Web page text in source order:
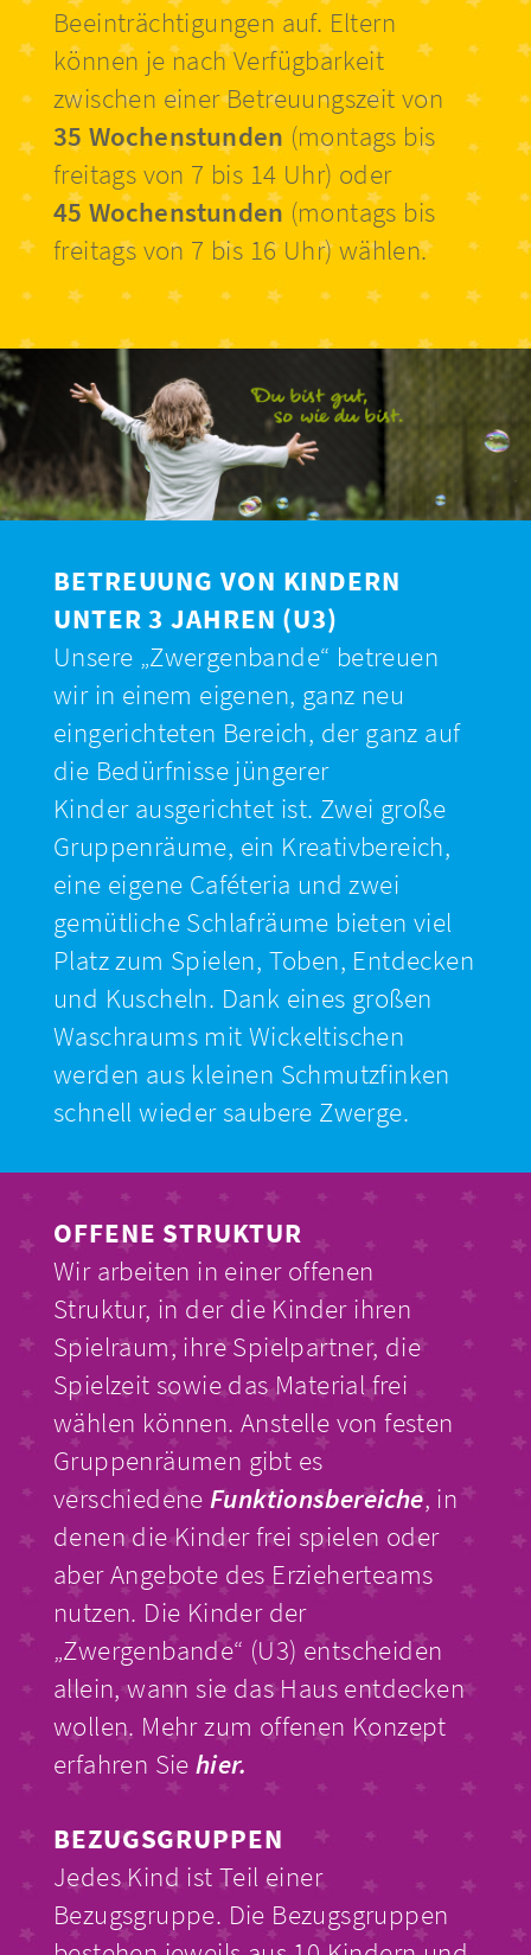
Beeinträchtigungen auf. Eltern
können je nach Verfügbarkeit
zwischen einer Betreuungszeit von
35 Wochenstunden (montags bis
freitags von 7 bis 14 Uhr) oder
45 Wochenstunden (montags bis
freitags von 7 bis 16 Uhr) wählen.
BETREUUNG VON KINDERN
UNTER 3 JAHREN (U3)
Unsere „Zwergenbande“ betreuen
wir in einem eigenen, ganz neu
eingerichteten Bereich, der ganz auf
die Bedürfnisse jüngerer
Kinder ausgerichtet ist. Zwei große
Gruppenräume, ein Kreativbereich,
eine eigene Caféteria und zwei
gemütliche Schlafräume bieten viel
Platz zum Spielen, Toben, Entdecken
und Kuscheln. Dank eines großen
Waschraums mit Wickeltischen
werden aus kleinen Schmutzfinken
schnell wieder saubere Zwerge.
OFFENE STRUKTUR
Wir arbeiten in einer offenen
Struktur, in der die Kinder ihren
Spielraum, ihre Spielpartner, die
Spielzeit sowie das Material frei
wählen können. Anstelle von festen
Gruppenräumen gibt es
verschiedeneFunktionsbereiche, in
denen die Kinder frei spielen oder
aber Angebote des Erzieherteams
nutzen. Die Kinder der
„Zwergenbande“ (U3) entscheiden
allein, wann sie das Haus entdecken
wollen. Mehr zum offenen Konzept
erfahren Siehier.
BEZUGSGRUPPEN
Jedes Kind ist Teil einer
Bezugsgruppe. Die Bezugsgruppen